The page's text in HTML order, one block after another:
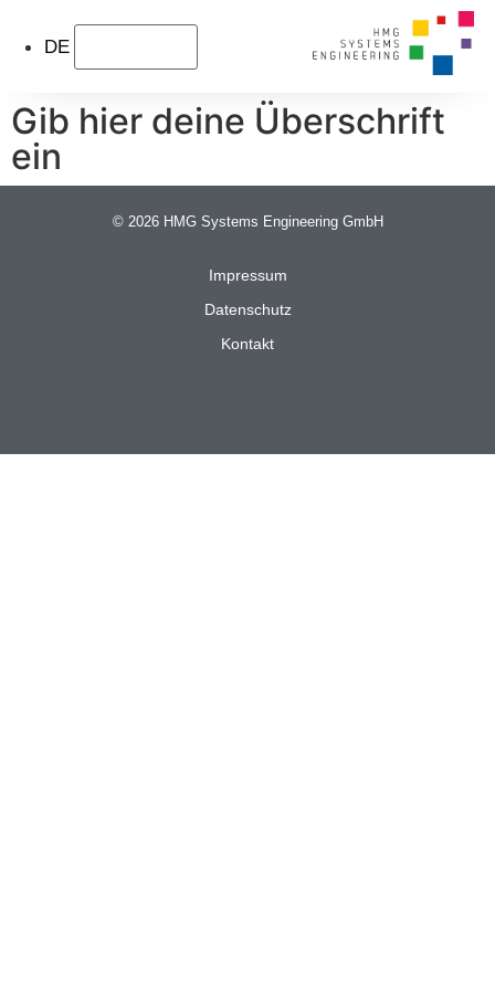
DE
Gib hier deine Überschrift
ein
© 2026 HMG Systems Engineering GmbH
Impressum
Datenschutz
Kontakt